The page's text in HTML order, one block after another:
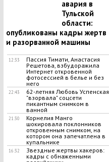
авария в
Тульской
области:
опубликованы кадры жертв
и разорванной машины
12:33
Пассия Тимати, Анастасия
Решетова, взбудоражила
Интернет откровенной
фотосессией в белье и без
него
22:43
62-летняя Любовь Успенская
"взорвала" соцсети
пикантным снимком в
ванной
21:30
Корнелия Манго
шокировала поклонников
откровенным снимком, на
котором она запечатлена в
купальнике
16:32
Звездные жертвы хакеров:
кадры с обнаженными